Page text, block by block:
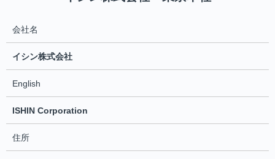
会社名
イシン株式会社
English
ISHIN Corporation
住所